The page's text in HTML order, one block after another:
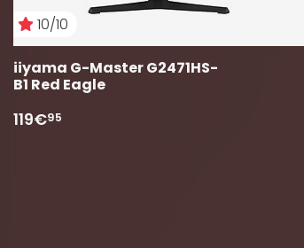
10/10
iiyama G-Master G2471HS-
B1 Red Eagle
119€95